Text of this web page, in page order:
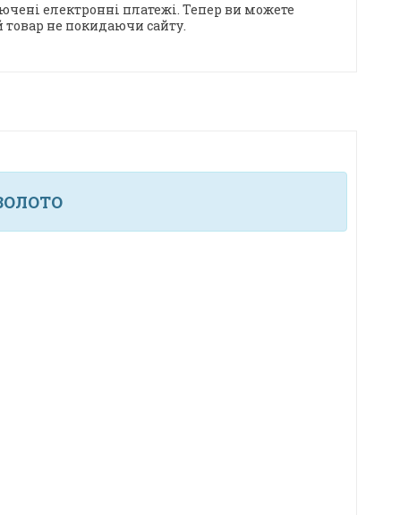
електронні платежі. Тепер ви можете
не покидаючи сайту.